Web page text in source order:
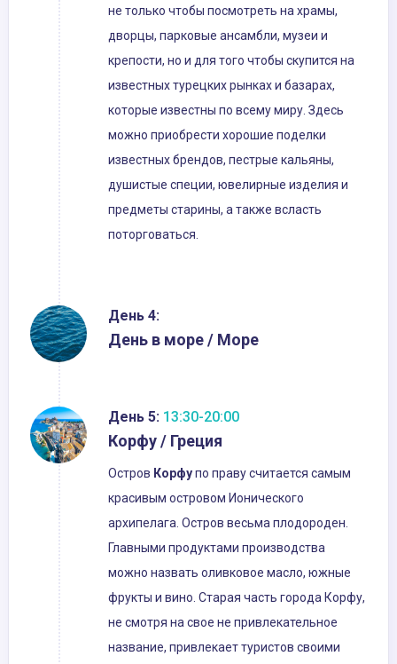
не только чтобы посмотреть на храмы,
дворцы, парковые ансамбли, музеи и
крепости, но и для того чтобы скупится на
известных турецких рынках и базарах,
которые известны по всему миру. Здесь
можно приобрести хорошие поделки
известных брендов, пестрые кальяны,
душистые специи, ювелирные изделия и
предметы старины, а также всласть
поторговаться.
День 4:
День в море / Море
День 5: 13:30-20:00
Корфу / Греция
Остров Корфупо праву считается самым
красивым островом Ионического
архипелага. Остров весьма плодороден.
Главными продуктами производства
можно назвать оливковое масло, южные
фрукты и вино. Старая часть города Корфу,
не смотря на свое не привлекательное
название, привлекает туристов своими